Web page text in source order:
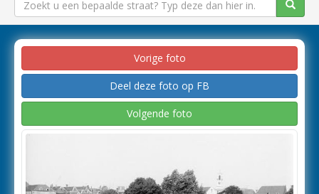
Vorige foto
Deel deze foto op FB
Volgende foto